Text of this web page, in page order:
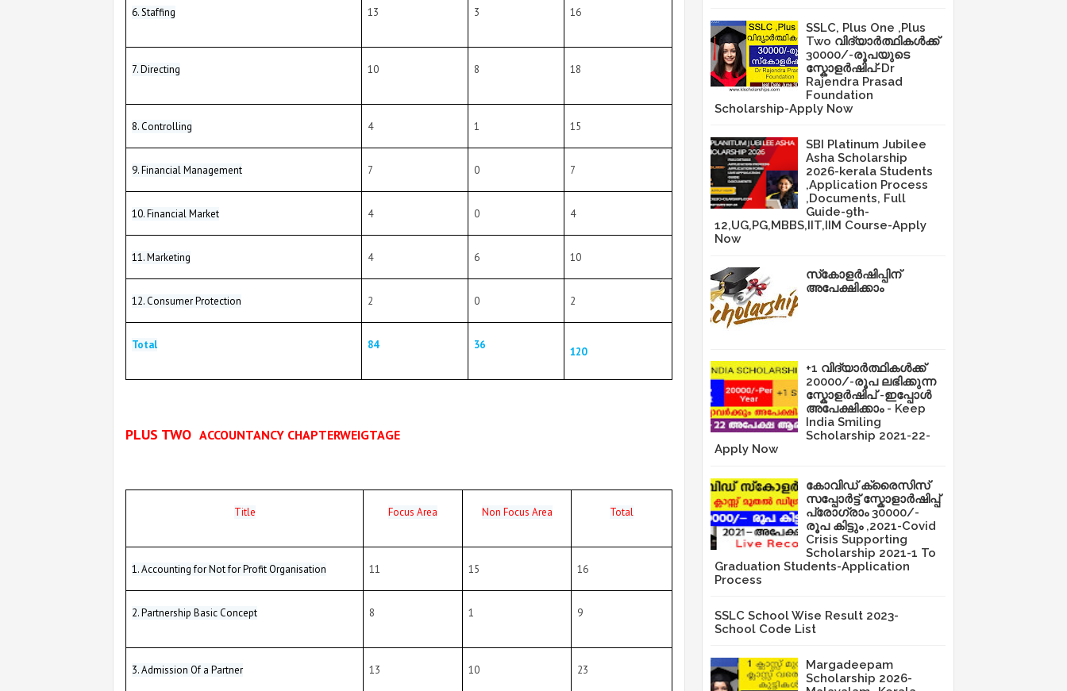
6. Staffing 13 3 16
7. Directing 10 8 18
8. Controlling 4 1 15
9. Financial Management 7 0 7
10. Financial Market 4 0 4
11. Marketing 4 6 10
12. Consumer Protection 2 0 2
Total 84 36
120
PLUS TWO ACCOUNTANCY CHAPTERWEIGTAGE
Title Focus Area Non Focus Area Total
1. Accounting for Not for Profit Organisation 11 15 16
2. Partnership Basic Concept 8 1 9
3. Admission Of a Partner 13 10 23
SSLC, Plus One ,Plus
Two വിദ്യാർത്ഥികൾക്ക്
30000/-രൂപയുടെ
സ്കോളർഷിപ്-Dr
Rajendra Prasad
Foundation
Scholarship-Apply Now
SBI Platinum Jubilee
Asha Scholarship
2026-kerala Students
,Application Process
,Documents, Full
Guide-9th-
12,UG,PG,MBBS,IIT,IIM Course-Apply
Now
സ്‌കോളർഷിപ്പിന്
അപേക്ഷിക്കാം
+1 വിദ്യാർത്ഥികൾക്ക്
20000/-രൂപ ലഭിക്കുന്ന
സ്കോളർഷിപ് -ഇപ്പോൾ
അപേക്ഷിക്കാം - Keep
India Smiling
Scholarship 2021-22-
Apply Now
കോവിഡ് ക്രൈസിസ്
സപ്പോർട്ട് സ്കോളാർഷിപ്പ്
പ്രോഗ്രാം 30000/-
രൂപ കിട്ടും ,2021-Covid
Crisis Supporting
Scholarship 2021-1 To
Graduation Students-Application
Process
SSLC School Wise Result 2023-
School Code List
Margadeepam
Scholarship 2026-